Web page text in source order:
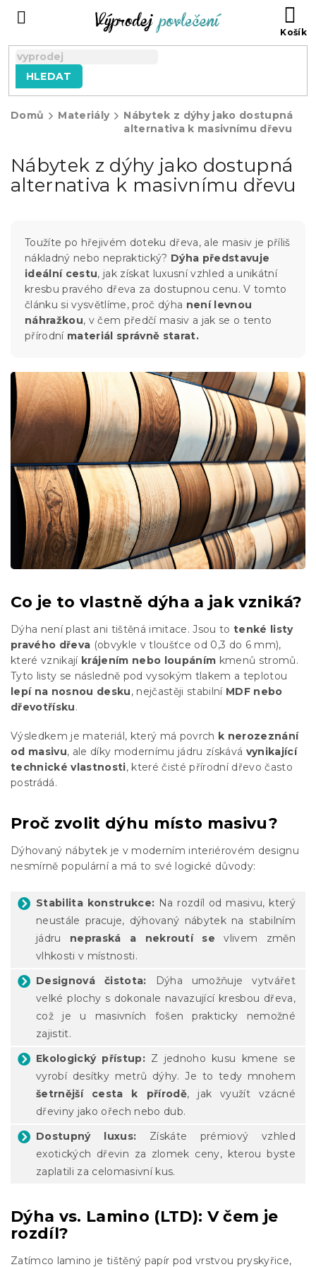
HLEDAT
Domů Materiály
Nábytek z dýhy jako dostupná
alternativa k masivnímu dřevu
Nábytek z dýhy jako dostupná
alternativa k masivnímu dřevu
Toužíte po hřejivém doteku dřeva, ale masiv je příliš
nákladný nebo nepraktický? Dýha představuje
ideální cestu, jak získat luxusní vzhled a unikátní
kresbu pravého dřeva za dostupnou cenu. V tomto
článku si vysvětlíme, proč dýha není levnou
náhražkou, v čem předčí masiv a jak se o tento
přírodní materiál správně starat.
Co je to vlastně dýha a jak vzniká?
Dýha není plast ani tištěná imitace. Jsou to tenké listy
pravého dřeva (obvykle v tloušťce od 0,3 do 6 mm),
které vznikajíkrájením nebo loupáním kmenů stromů.
Tyto listy se následně pod vysokým tlakem a teplotou
lepí na nosnou desku, nejčastěji stabilní MDF nebo
dřevotřísku.
Výsledkem je materiál, který má povrch k nerozeznání
od masivu, ale díky modernímu jádru získává vynikající
technické vlastnosti, které čisté přírodní dřevo často
postrádá.
Proč zvolit dýhu místo masivu?
Dýhovaný nábytek je v moderním interiérovém designu
nesmírně populární a má to své logické důvody:
Stabilita konstrukce: Na rozdíl od masivu, který
neustále pracuje, dýhovaný nábytek na stabilním
jádru nepraská a nekroutí se vlivem změn
vlhkosti v místnosti.
Designová čistota: Dýha umožňuje vytvářet
velké plochy s dokonale navazující kresbou dřeva,
což je u masivních fošen prakticky nemožné
zajistit.
Ekologický přístup: Z jednoho kusu kmene se
vyrobí desítky metrů dýhy. Je to tedy mnohem
šetrnější cesta k přírodě, jak využít vzácné
dřeviny jako ořech nebo dub.
Dostupný luxus: Získáte prémiový vzhled
exotických dřevin za zlomek ceny, kterou byste
zaplatili za celomasivní kus.
Dýha vs. Lamino (LTD): V čem je
rozdíl?
Zatímco lamino je tištěný papír pod vrstvou pryskyřice,